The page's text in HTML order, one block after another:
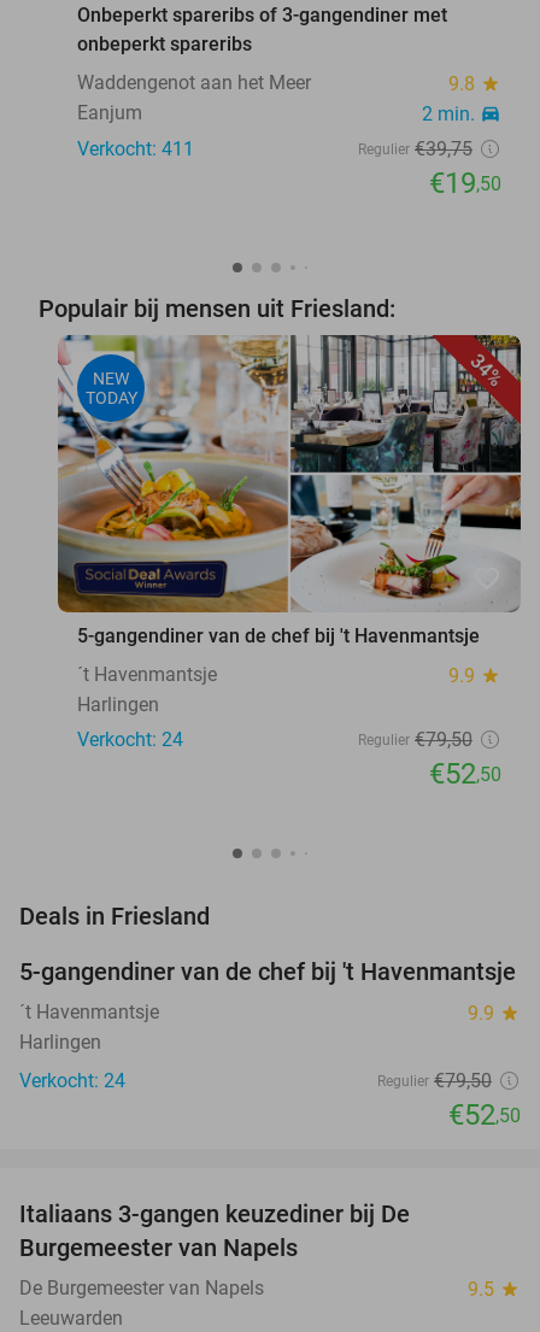
Onbeperkt spareribs of 3-gangendiner met
onbeperkt spareribs
Waddengenot aan het Meer
9.8 star
Eanjum 2 min. directions_car
Verkocht: 411 Regulier €39,75
€19,50
Populair bij mensen uit Friesland:
34%
NEW
TODAY
favorite_border
5-gangendiner van de chef bij 't Havenmantsje
´t Havenmantsje
9.9 star
Harlingen
Verkocht: 24
Regulier €79,50
€52,50
Deals in Friesland
34%
NEW
TODAY
5-gangendiner van de chef bij 't Havenmantsje
´t Havenmantsje 9.9 star
Harlingen
Verkocht: 24
Regulier €79,50
€52,50
Italiaans 3-gangen keuzediner bij De
Burgemeester van Napels
De Burgemeester van Napels 9.5 star
Leeuwarden